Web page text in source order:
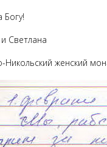
Богу!
Светлана
Никольский женский